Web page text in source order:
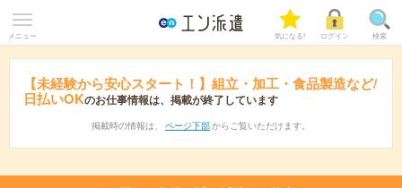
メニュー 気になる! ログイン 検索
【未経験から安心スタート！】組立・加工・食品製造など/
日払いOKのお仕事情報は、掲載が終了しています
掲載時の情報は、 ページ下部 からご覧いただけます。